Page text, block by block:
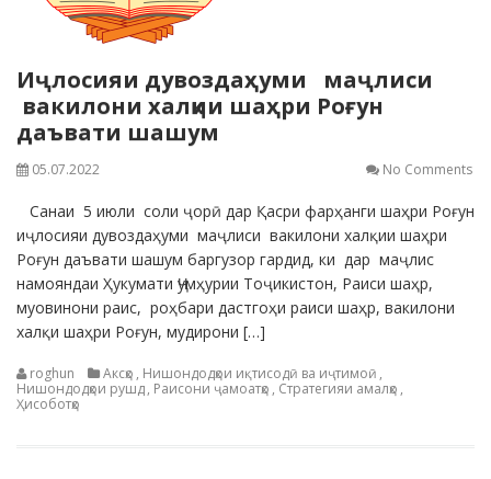
Иҷлосияи дувоздаҳуми маҷлиси
вакилони халқии шаҳри Роғун
даъвати шашум
05.07.2022 No Comments
Санаи 5 июли соли ҷорӣ дар Қасри фарҳанги шаҳри Роғун
иҷлосияи дувоздаҳуми маҷлиси вакилони халқии шаҳри
Роғун даъвати шашум баргузор гардид, ки дар маҷлис
намояндаи Ҳукумати Ҷумҳурии Тоҷикистон, Раиси шаҳр,
муовинони раис, роҳбари дастгоҳи раиси шаҳр, вакилони
халқи шаҳри Роғун, мудирони […]
roghun Аксҳо , Нишондодҳои иқтисодӣ ва иҷтимоӣ ,
Нишондодҳои рушд, Раисони ҷамоатҳо , Стратегияи амалҳо ,
Ҳисоботҳо